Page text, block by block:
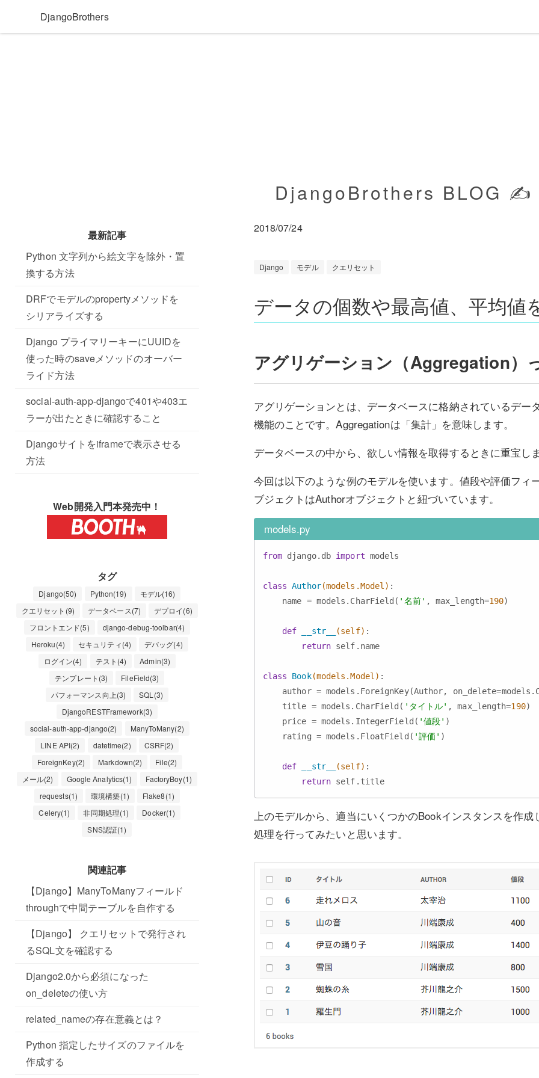
DjangoBrothers
DjangoBrothers BLOG ✍️
最新記事
Python 文字列から絵文字を除外・置
換する方法
DRFでモデルのpropertyメソッドを
シリアライズする
Django プライマリーキーにUUIDを
使った時のsaveメソッドのオーバー
ライド方法
social-auth-app-djangoで401や403エ
ラーが出たときに確認すること
Djangoサイトをiframeで表示させる
方法
Web開発入門本発売中！
タグ
Django(50) Python(19)
モデル(16)
クエリセット(9)
データベース(7)
デプロイ(6)
フロントエンド(5)
django-debug-toolbar(4)
Heroku(4)
セキュリティ(4)
デバッグ(4)
ログイン(4)
テスト(4)
Admin(3)
テンプレート(3)
FileField(3)
パフォーマンス向上(3)
SQL(3)
DjangoRESTFramework(3)
social-auth-app-django(2)
ManyToMany(2)
LINE API(2)
datetime(2)
CSRF(2)
ForeignKey(2)
Markdown(2)
File(2)
メール(2)
Google Analytics(1)
FactoryBoy(1)
requests(1)
環境構築(1)
Flake8(1)
Celery(1)
非同期処理(1)
Docker(1)
SNS認証(1)
関連記事
【Django】ManyToManyフィールド
throughで中間テーブルを自作する
【Django】 クエリセットで発行され
るSQL文を確認する
Django2.0から必須になった
on_deleteの使い方
related_nameの存在意義とは？
Python 指定したサイズのファイルを
作成する
2018/07/24
Django モデル クエリセット
データの個数や最高値、平均値
アグリゲーション（Aggregation）
アグリゲーションとは、データベースに格納されているデ
機能のことです。Aggregationは「集計」を意味します。
データベースの中から、欲しい情報を取得するときに重宝し
今回は以下のような例のモデルを使います。値段や評価フ
ブジェクトはAuthorオブジェクトと紐づいています。
models.py
from django.db import models
class Author(models.Model) :
    name = models.CharField(
'名前' , max_length=190)
def __str__ (self) :
return self.name
class Book(models.Model) :
author = models.ForeignKey(Author,
    title = models.CharField(
'タイトル' , max_length=190)
    price = models.IntegerField(
'値段' )
    rating = models.FloatField(
'評価' )
def __str__ (self) :
return
上のモデルから、適当にいくつかのBookインスタンスを作
処理を行ってみたいと思います。